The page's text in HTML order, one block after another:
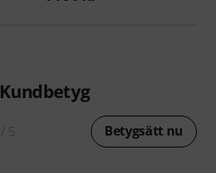
Kundbetyg
Betygsätt nu